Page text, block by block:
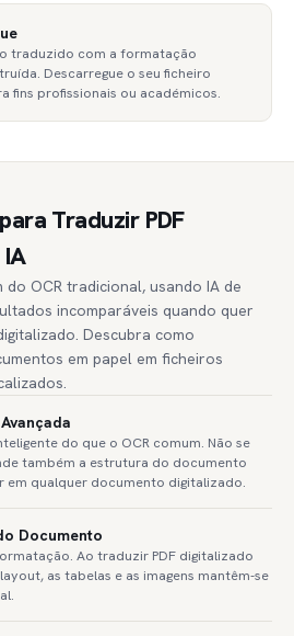
traduzido com a formatação
Descarregue o seu ficheiro
fins profissionais ou académicos.
Traduzir PDF
OCR tradicional, usando IA de
incomparáveis quando quer
Descubra como
em papel em ficheiros
do que o OCR comum. Não se
também a estrutura do documento
em qualquer documento digitalizado.
Documento
Ao traduzir PDF digitalizado
as tabelas e as imagens mantêm-se